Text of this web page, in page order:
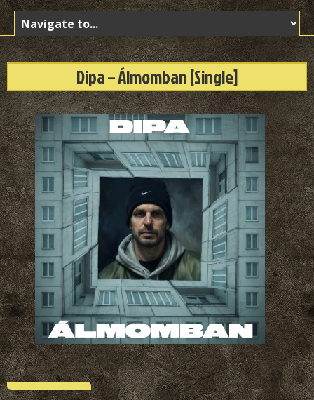
Dipa – Álmomban [Single]